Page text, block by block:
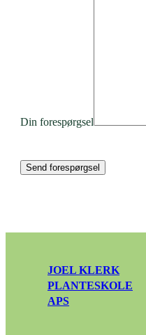
Din forespørgsel
Send forespørgsel
JOEL KLERK
PLANTESKOLE
APS